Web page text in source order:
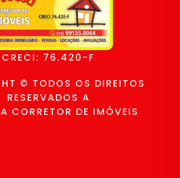
CRECI: 76.420-F
© TODOS OS DIREITOS
RESERVADOS A
CORRETOR DE IMÓVEIS